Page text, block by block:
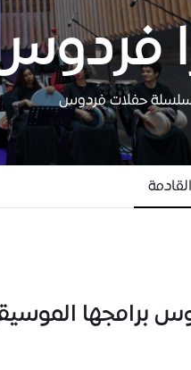
لسلسلة حفلات فردوس
القادمة
برامجها